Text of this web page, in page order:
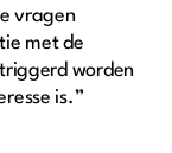
vragen
met de
worden
is.”